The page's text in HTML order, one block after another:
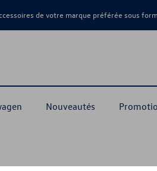
de votre marque préférée sous
Nouveautés